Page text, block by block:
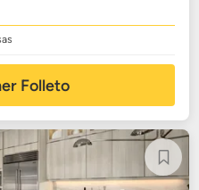
Folleto